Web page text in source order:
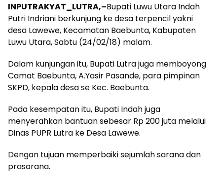
INPUTRAKYAT_LUTRA,–Bupati Luwu Utara Indah
Putri Indriani berkunjung ke desa terpencil yakni
desa Lawewe, Kecamatan Baebunta, Kabupaten
Luwu Utara, Sabtu (24/02/18) malam.
Dalam kunjungan itu, Bupati Lutra juga memboyong
Camat Baebunta, A.Yasir Pasande, para pimpinan
SKPD, kepala desa se Kec. Baebunta.
Pada kesempatan itu, Bupati Indah juga
menyerahkan bantuan sebesar Rp 200 juta melalui
Dinas PUPR Lutra ke Desa Lawewe.
Dengan tujuan memperbaiki sejumlah sarana dan
prasarana.